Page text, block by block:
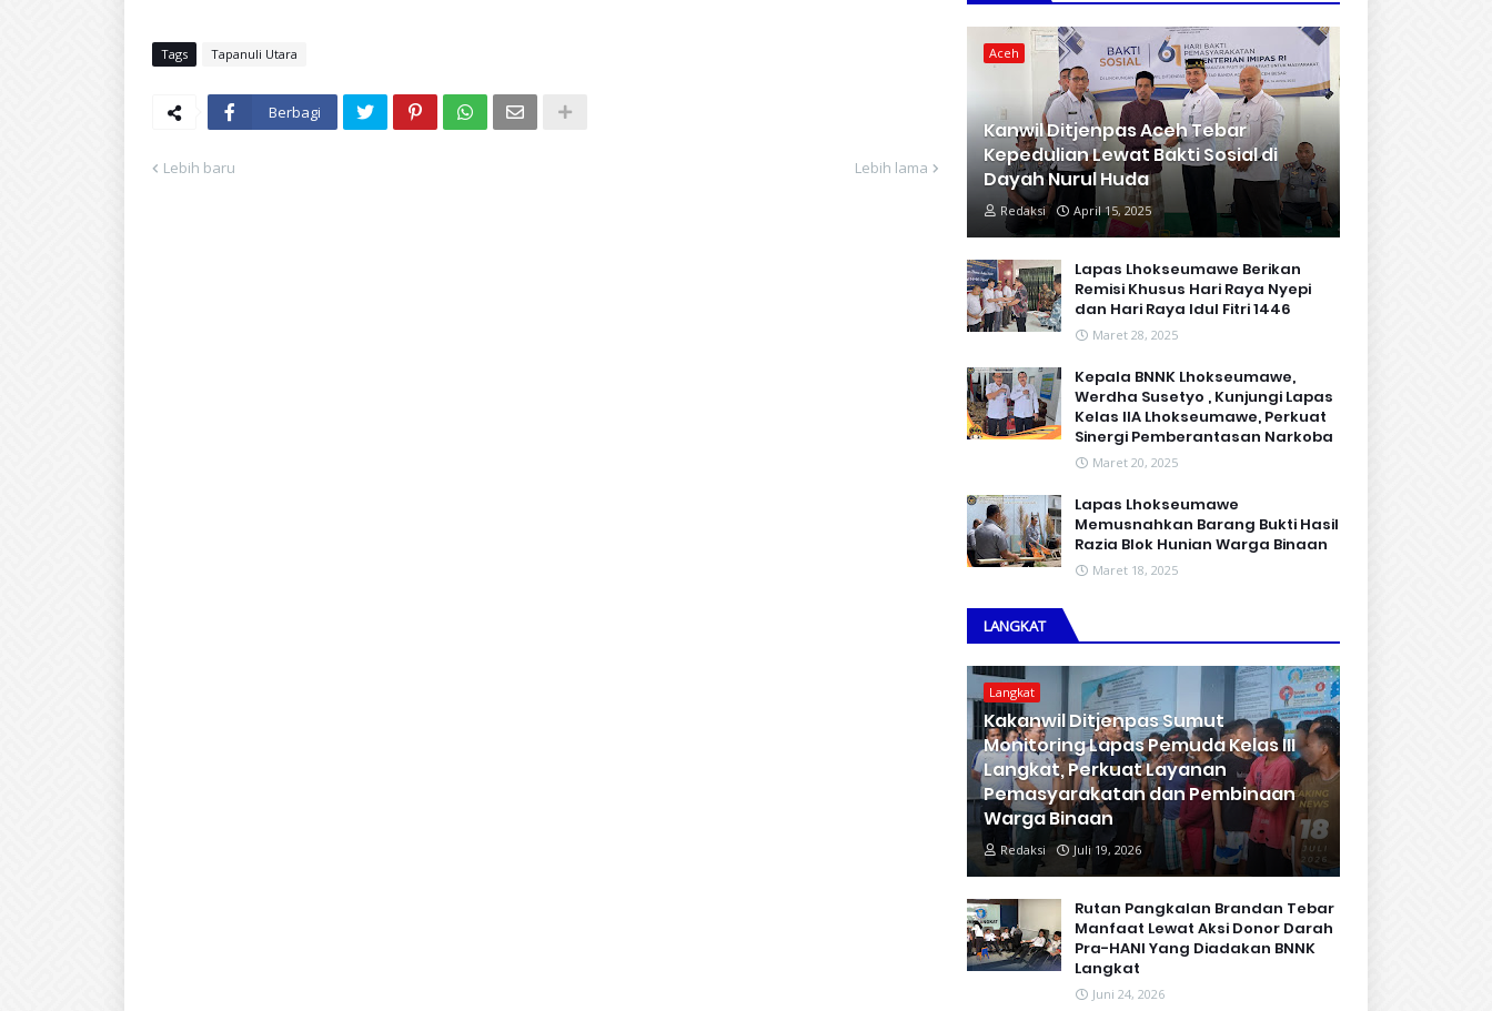
Tags Tapanuli Utara
Berbagi
Lebih baru Lebih lama
Aceh
Kanwil Ditjenpas Aceh Tebar
Kepedulian Lewat Bakti Sosial di
Dayah Nurul Huda
Redaksi April 15, 2025
Lapas Lhokseumawe Berikan
Remisi Khusus Hari Raya Nyepi
dan Hari Raya Idul Fitri 1446
Maret 28, 2025
Kepala BNNK Lhokseumawe,
Werdha Susetyo , Kunjungi Lapas
Kelas IIA Lhokseumawe, Perkuat
Sinergi Pemberantasan Narkoba
Maret 20, 2025
Lapas Lhokseumawe
Memusnahkan Barang Bukti Hasil
Razia Blok Hunian Warga Binaan
Maret 18, 2025
LANGKAT
Langkat
Kakanwil Ditjenpas Sumut
Monitoring Lapas Pemuda Kelas III
Langkat, Perkuat Layanan
Pemasyarakatan dan Pembinaan
Warga Binaan
Redaksi Juli 19, 2026
Rutan Pangkalan Brandan Tebar
Manfaat Lewat Aksi Donor Darah
Pra-HANI Yang Diadakan BNNK
Langkat
Juni 24, 2026